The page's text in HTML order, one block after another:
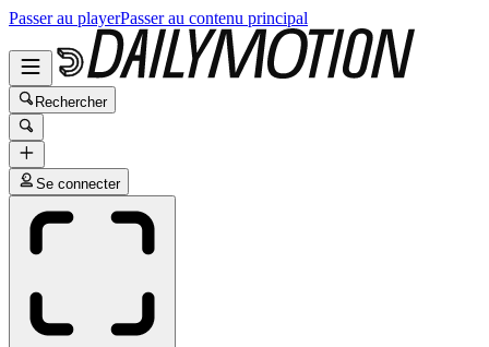
Passer au playerPasser au contenu principal
Rechercher
Se connecter